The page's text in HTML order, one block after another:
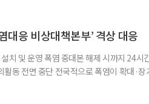
선은 재치 있는 말솜씨와 공감 능력으로
응 비상대책본부’ 격상 대응
치 및 운영 폭염 중대본 해제 시까지 24시
동 전면 중단 전국적으로 폭염이 확대·